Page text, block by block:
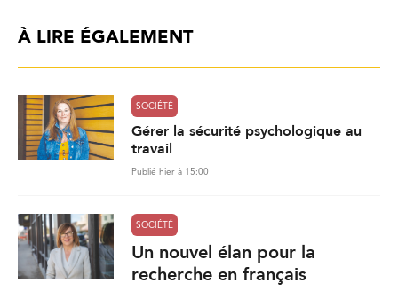
À LIRE ÉGALEMENT
SOCIÉTÉ
Gérer la sécurité psychologique au
travail
Publié hier à 15:00
SOCIÉTÉ
Un nouvel élan pour la
recherche en français